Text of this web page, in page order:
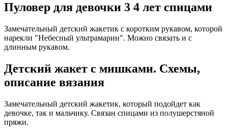
Пуловер для девочки 3 4 лет спицами
Замечательный детский жакетик с коротким рукавом, которой
нарекли "Небесный ультрамарин". Можно связать и с
длинным рукавом.
Детский жакет с мишками. Схемы,
описание вязания
Замечательный детский жакетик, который подойдет как
девочке, так и мальчику. Связан спицами из полушерстяной
пряжи.